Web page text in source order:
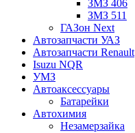
ЗМЗ 406
ЗМЗ 511
ГАЗон Next
Автозапчасти УАЗ
Автозапчасти Renault
Isuzu NQR
УМЗ
Автоаксессуары
Батарейки
Автохимия
Незамерзайка